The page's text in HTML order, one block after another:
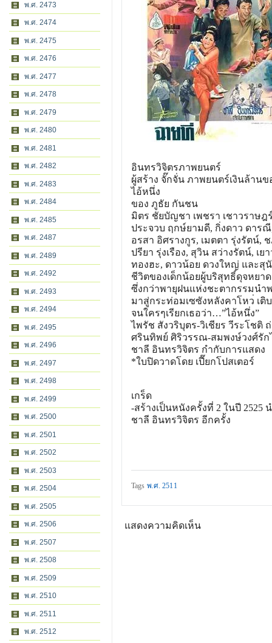
พ.ศ. 2473
พ.ศ. 2474
พ.ศ. 2475
พ.ศ. 2476
พ.ศ. 2477
พ.ศ. 2478
พ.ศ. 2479
พ.ศ. 2480
พ.ศ. 2481
พ.ศ. 2482
พ.ศ. 2483
พ.ศ. 2484
พ.ศ. 2485
พ.ศ. 2487
พ.ศ. 2489
พ.ศ. 2492
พ.ศ. 2493
พ.ศ. 2494
พ.ศ. 2495
พ.ศ. 2496
พ.ศ. 2497
พ.ศ. 2498
พ.ศ. 2499
พ.ศ. 2500
พ.ศ. 2501
พ.ศ. 2502
พ.ศ. 2503
พ.ศ. 2504
พ.ศ. 2505
พ.ศ. 2506
พ.ศ. 2507
พ.ศ. 2508
พ.ศ. 2509
พ.ศ. 2510
พ.ศ. 2511
พ.ศ. 2512
อินทรวิจิตรภาพยนตร์
ผู้สร้าง จั๊กจั่น ภาพยนตร์เงินล้าน
ไอ้หนึ่ง
ของ ภูธัย กันชน
มิตร ชัยบัญชา เพชรา เชาวราษฎ
ประจวบ ฤกษ์ยามดี, กิ่งดาว ดาร
อรสา อิศรางกูร, เมตตา รุ่งรัตน์,
ปรียา รุ่งเรือง, สุวิน สว่างรัตน์, เย
ทองฮะ, ดาวน้อย ดวงใหญ่ และ
ชีวิตของเด็กน้อยผู้บริสุทธดุจหยา
ซึ่งกว่าพายุฝนแห่งชะตากรรมนำ
มาสู่กระท่อมเซซังหลังคาโหว
เ
จนใครๆเรียกเธอว่า…”ไอ้หนึ่ง”
ไพรัช สังวริบุตร-วิเชียร วีระโชติ
ศรินทิพย์ ศิริวรรณ-สมพงษ์วงศ์รัก
ชาลี อินทรวิจิตร กำกับการแสดง
*ใบปิดวาดโดย เปี๊ยกโปสเตอร์
เกร็ด
-สร้างเป็นหนังครั้งที่ 2 ในปี
ชาลี อินทรวิจิตร อีกครั้ง
Tags พ.ศ. 2511
แสดงความคิดเห็น